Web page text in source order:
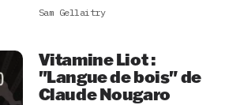
Sam Gellaitry
Vitamine Liot :
"Langue de bois" de
Claude Nougaro